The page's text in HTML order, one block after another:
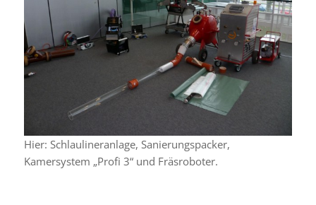
Hier: Schlaulineranlage, Sanierungspacker,
Kamersystem „Profi 3“ und Fräsroboter.